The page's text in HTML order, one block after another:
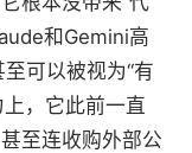
和Gemini高
可以被视为“有
，它此前一直
至连收购外部公